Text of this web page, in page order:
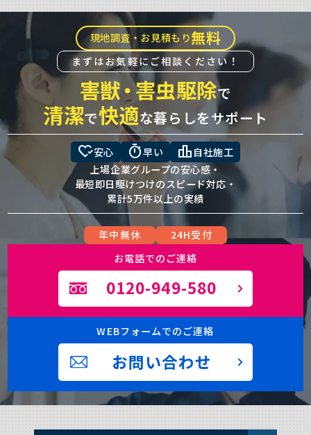
現地調査・お見積もり無料
まずはお気軽にご相談ください！
害獣・害虫駆除で
清潔で快適な暮らしをサポート
heart_check安心 timer早い leaderboard 自社施工
上場企業グループの安心感・
最短即日駆けつけのスピード対応・
累計5万件以上の実績
年中無休
24H受付
お電話でのご連絡
0120-949-580
WEBフォームでのご連絡
お問い合わせ